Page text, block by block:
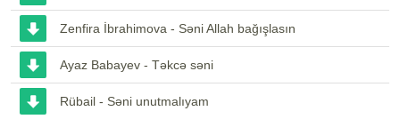
Zenfira İbrahimova - Səni Allah bağışlasın
Ayaz Babayev - Təkcə səni
Rübail - Səni unutmalıyam